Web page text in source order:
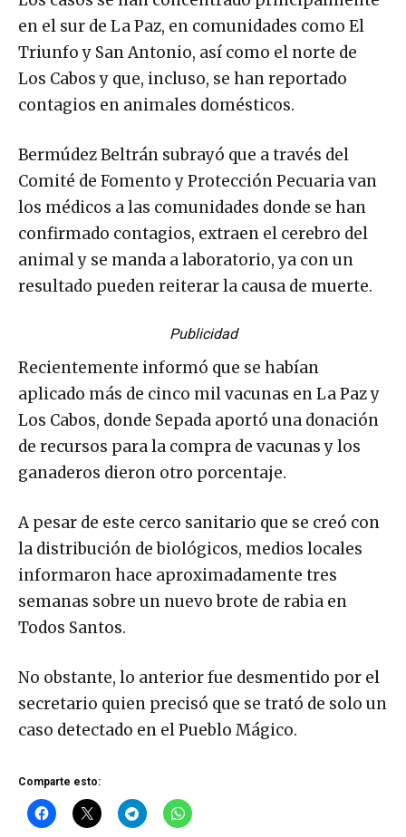
en el sur de La Paz, en comunidades como El
Triunfo y San Antonio, así como el norte de
Los Cabos y que, incluso, se han reportado
contagios en animales domésticos.
Bermúdez Beltrán subrayó que a través del
Comité de Fomento y Protección Pecuaria van
los médicos a las comunidades donde se han
confirmado contagios, extraen el cerebro del
animal y se manda a laboratorio, ya con un
resultado pueden reiterar la causa de muerte.
Publicidad
Recientemente informó que se habían
aplicado más de cinco mil vacunas en La Paz y
Los Cabos, donde Sepada aportó una donación
de recursos para la compra de vacunas y los
ganaderos dieron otro porcentaje.
A pesar de este cerco sanitario que se creó con
la distribución de biológicos, medios locales
informaron hace aproximadamente tres
semanas sobre un nuevo brote de rabia en
Todos Santos.
No obstante, lo anterior fue desmentido por el
secretario quien precisó que se trató de solo un
caso detectado en el Pueblo Mágico.
Comparte esto: